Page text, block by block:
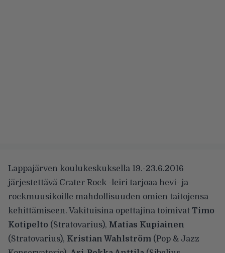
Lappajärven koulukeskuksella 19.-23.6.2016
järjestettävä Crater Rock -leiri tarjoaa hevi- ja
rockmuusikoille mahdollisuuden omien taitojensa
kehittämiseen. Vakituisina opettajina toimivat Timo
Kotipelto (Stratovarius), Matias Kupiainen
(Stratovarius), Kristian Wahlström (Pop & Jazz